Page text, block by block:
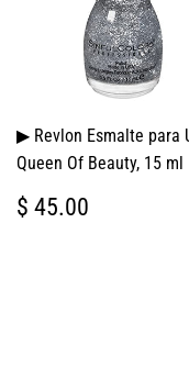
▶ Revlon Esmalte para
Queen Of Beauty, 15 ml
PRECIO
HABITUAL
$ 45.00